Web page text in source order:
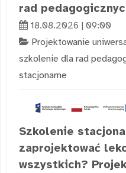
rad
18.08.2026 | 09:00
Projektowanie
szkolenie dla rad
stacjonarne
Szkolenie
zaprojektować
wszystkich?